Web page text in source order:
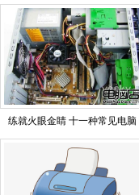
练就火眼金睛 十一种常见电脑